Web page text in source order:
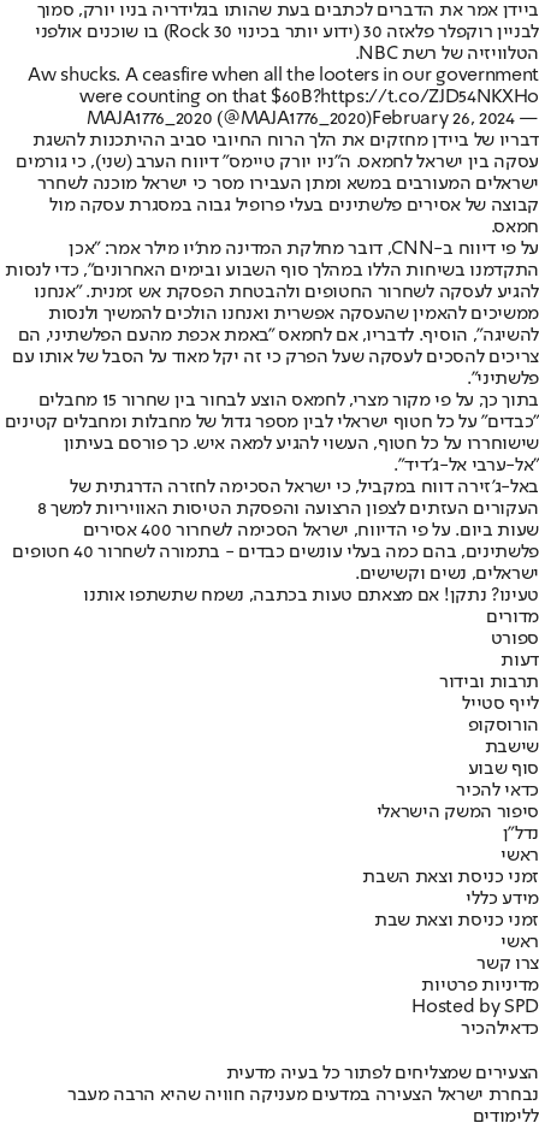
ביידן אמר את הדברים לכתבים בעת שהותו בגלידריה בניו יורק, סמוך
לבניין רוקפלר פלאזה 30 (ידוע יותר בכינוי Rock 30) בו שוכנים אולפני
הטלוויזיה של רשת NBC.
Aw shucks. A ceasfire when all the looters in our government
were counting on that $60B?https://t.co/ZJD54NKXHo
— MAJA1776_2020 (@MAJA1776_2020)
February 26, 2024
דבריו של ביידן מחזקים את הלך הרוח החיובי סביב ההיתכנות להשגת
עסקה בין ישראל לחמאס. ה"ניו יורק טיימס" דיווח הערב (שני), כי גורמים
ישראלים המעורבים במשא ומתן העבירו מסר כי ישראל מוכנה לשחרר
קבוצה של אסירים פלשתינים בעלי פרופיל גבוה במסגרת עסקה מול
חמאס.
על פי דיווח ב-CNN, דובר מחלקת המדינה מת'יו מילר אמר: "אכן
התקדמנו בשיחות הללו במהלך סוף השבוע ובימים האחרונים", כדי לנסות
להגיע לעסקה לשחרור החטופים ולהבטחת הפסקת אש זמנית. "אנחנו
ממשיכים להאמין שהעסקה אפשרית ואנחנו הולכים להמשיך ולנסות
להשיגה", הוסיף. לדבריו, אם לחמאס "באמת אכפת מהעם הפלשתיני, הם
צריכים להסכים לעסקה שעל הפרק כי זה יקל מאוד על הסבל של אותו עם
פלשתיני".
בתוך כך, על פי מקור מצרי, לחמאס הוצע לבחור בין שחרור 15 מחבלים
"כבדים" על כל חטוף ישראלי לבין מספר גדול של מחבלות ומחבלים קטינים
שישוחררו על כל חטוף, העשוי להגיע למאה איש. כך פורסם בעיתון
"אל-ערבי אל-ג'דיד".
באל-ג'זירה דווח במקביל, כי ישראל הסכימה לחזרה הדרגתית של
העקורים העזתים לצפון הרצועה והפסקת הטיסות האוויריות למשך 8
שעות ביום. על פי הדיווח, ישראל הסכימה לשחרור 400 אסירים
פלשתינים, בהם כמה בעלי עונשים כבדים - בתמורה לשחרור 40 חטופים
ישראלים, נשים וקשישים.
טעינו? נתקן! אם מצאתם טעות בכתבה, נשמח שתשתפו אותנו
מדורים
ספורט
דעות
תרבות ובידור
לייף סטייל
הורוסקופ
שישבת
סוף שבוע
כדאי להכיר
סיפור המשק הישראלי
נדל"ן
ראשי
זמני כניסת וצאת השבת
מידע כללי
זמני כניסת וצאת שבת
ראשי
צרו קשר
מדיניות פרטיות
Hosted by SPD
כדאילהכיר
הצעירים שמצליחים לפתור כל בעיה מדעית
נבחרת ישראל הצעירה במדעים מעניקה חוויה שהיא הרבה מעבר
ללימודים